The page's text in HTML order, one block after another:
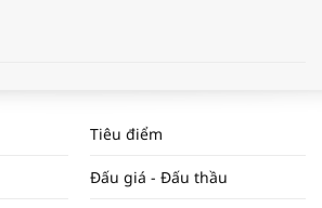
NAM NĂM 2024 VÀ NĂM 2025 | NHỊP
ĐẬP THỊ TRƯỜNG #62
Tiêu điểm
Đấu giá - Đấu thầu